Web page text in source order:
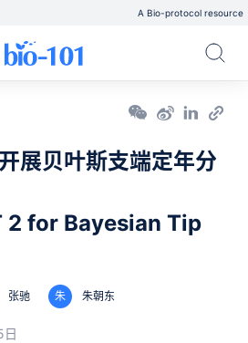
A Bio-protocol resource
展贝叶斯支端定年分
2 for Bayesian Tip
张驰 朱 朱朝东
日